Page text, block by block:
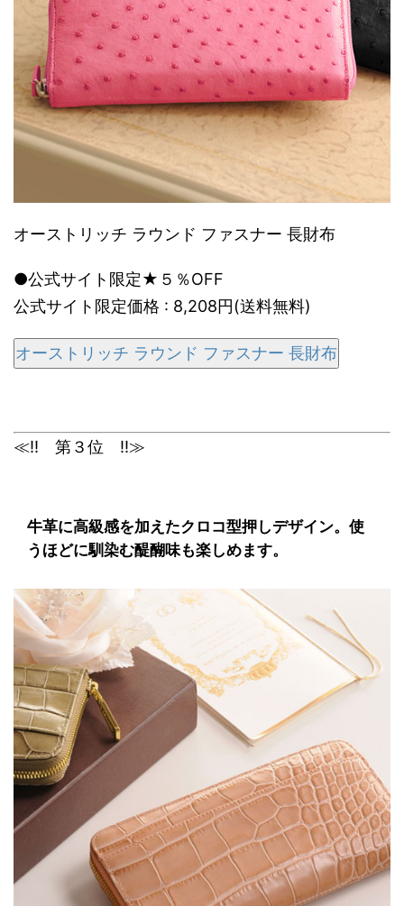
オーストリッチ ラウンド ファスナー 長財布
●公式サイト限定★５％OFF
公式サイト限定価格 : 8,208円(送料無料)
オーストリッチ ラウンド ファスナー 長財布
≪!! 第３位 !!≫
牛革に高級感を加えたクロコ型押しデザイン。使
うほどに馴染む醍醐味も楽しめます。